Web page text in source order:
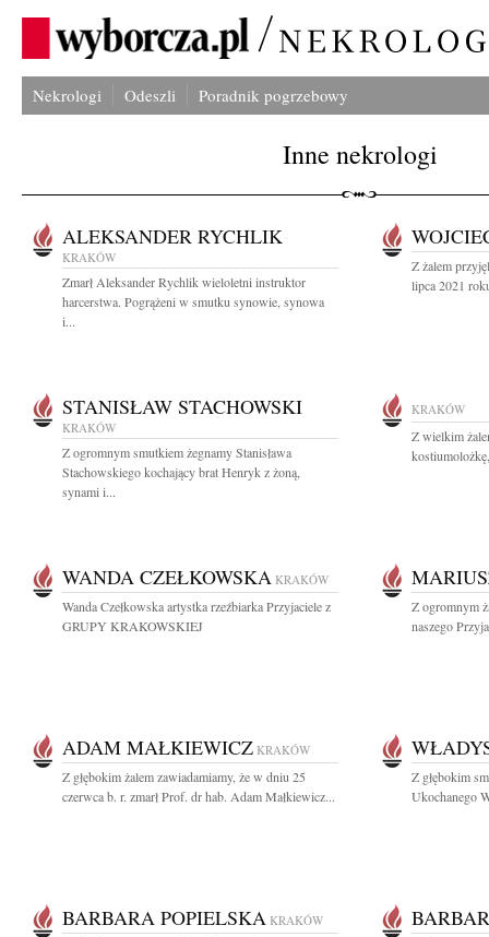
Nekrologi Odeszli Poradnik pogrzebowy
Inne nekrologi
ALEKSANDER RYCHLIK
KRAKÓW
Zmarł Aleksander Rychlik wieloletni instruktor
harcerstwa. Pogrążeni w smutku synowie, synowa
i...
Z żalem
lipca 2021
STANISŁAW STACHOWSKI
KRAKÓW
Z ogromnym smutkiem żegnamy Stanisława
Stachowskiego kochający brat Henryk z żoną,
synami i...
KRAKÓW
Z wielkim
WANDA CZEŁKOWSKA KRAKÓW
Wanda Czełkowska artystka rzeźbiarka Przyjaciele z
GRUPY KRAKOWSKIEJ
Z ogromnym
naszego
ADAM MAŁKIEWICZ KRAKÓW
Z głębokim żalem zawiadamiamy, że w dniu 25
czerwca b. r. zmarł Prof. dr hab. Adam Małkiewicz...
Z głębokim
Ukochanego
BARBARA POPIELSKA KRAKÓW